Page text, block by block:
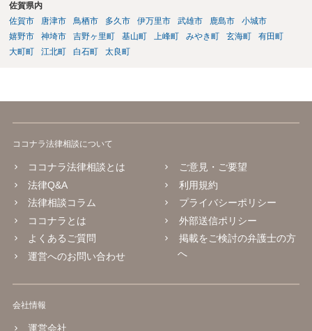
佐賀県内
佐賀市
唐津市 鳥栖市 多久市 伊万里市 武雄市 鹿島市
小城市
嬉野市
神埼市 吉野ヶ里町 基山町 上峰町 みやき町 玄海町
有田町
大町町
江北町 白石町 太良町
ココナラ法律相談について
ココナラ法律相談とは
法律Q&A
法律相談コラム
ココナラとは
よくあるご質問
運営へのお問い合わせ
ご意見・ご要望
利用規約
プライバシーポリシー
外部送信ポリシー
掲載をご検討の弁護士の方
へ
会社情報
運営会社